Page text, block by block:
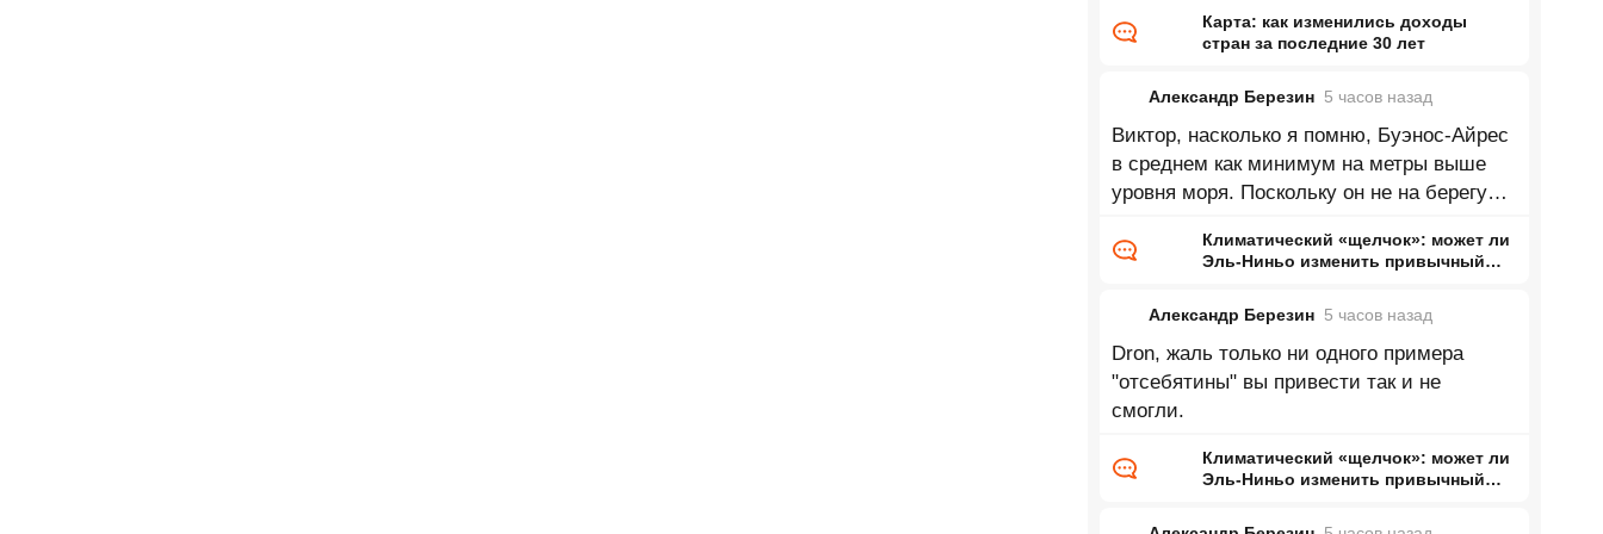
Карта: как изменились доходы
стран за последние 30 лет
Александр Березин 5 часов назад
Виктор, насколько я помню, Буэнос-Айрес
в среднем как минимум на метры выше
уровня моря. Поскольку он не на берегу
Климатический «щелчок»: может ли
Эль-Ниньо изменить привычный
Александр Березин 5 часов назад
Dron, жаль только ни одного примера
"отсебятины" вы привести так и не
смогли.
Климатический «щелчок»: может ли
Эль-Ниньо изменить привычный